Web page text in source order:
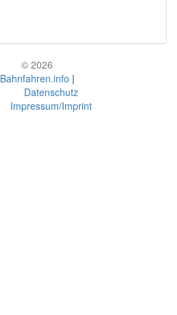
© 2026
Bahnfahren.info |
Datenschutz
Impressum/Imprint